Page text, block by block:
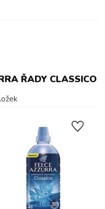
ŘADY CLASSICO